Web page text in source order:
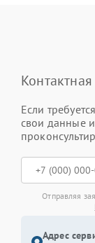
Если
свои данные
Отправляя
Адрес